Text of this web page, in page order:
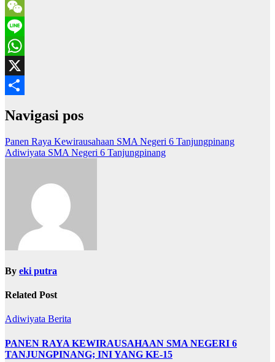
Twitter
WeChat
Line
WhatsApp
X
Navigasi pos
Panen Raya Kewirausahaan SMA Negeri 6 Tanjungpinang
Adiwiyata SMA Negeri 6 Tanjungpinang
By eki putra
Related Post
Adiwiyata Berita
PANEN RAYA KEWIRAUSAHAAN SMA NEGERI 6
TANJUNGPINANG; INI YANG KE-15